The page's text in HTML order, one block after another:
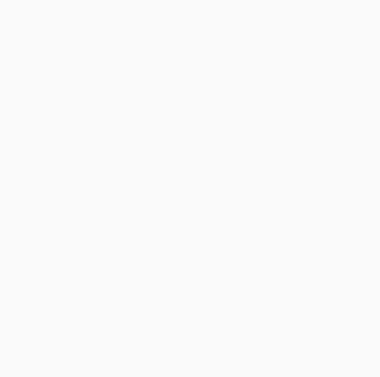
Banten 15122
Logo
21. Kecamatan Batuceper Kota Tangerang,